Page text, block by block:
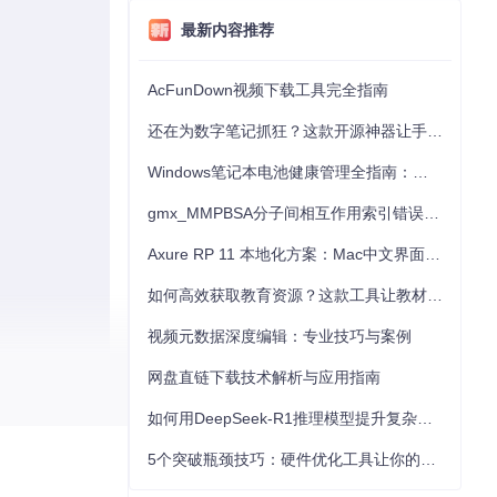
最新内容推荐
AcFunDown视频下载工具完全指南
视频元数据深度编辑：专业技巧与案例
网盘直链下载技术解析与应用指南